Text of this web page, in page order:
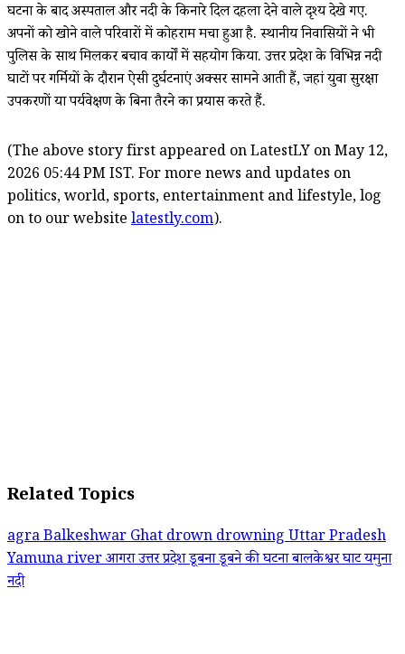
घटना के बाद अस्पताल और नदी के किनारे दिल दहला देने वाले दृश्य देखे गए.
अपनों को खोने वाले परिवारों में कोहराम मचा हुआ है. स्थानीय निवासियों ने भी
पुलिस के साथ मिलकर बचाव कार्यों में सहयोग किया. उत्तर प्रदेश के विभिन्न नदी
घाटों पर गर्मियों के दौरान ऐसी दुर्घटनाएं अक्सर सामने आती हैं, जहां युवा सुरक्षा
उपकरणों या पर्यवेक्षण के बिना तैरने का प्रयास करते हैं.
(The above story first appeared on LatestLY on May 12,
2026 05:44 PM IST. For more news and updates on
politics, world, sports, entertainment and lifestyle, log
on to our website latestly.com).
Related Topics
agraBalkeshwar GhatdrowndrowningUttar Pradesh
Yamuna riverआगराउत्तर प्रदेशडूबनाडूबने की घटनाबालकेश्वर घाटयमुना
नदी